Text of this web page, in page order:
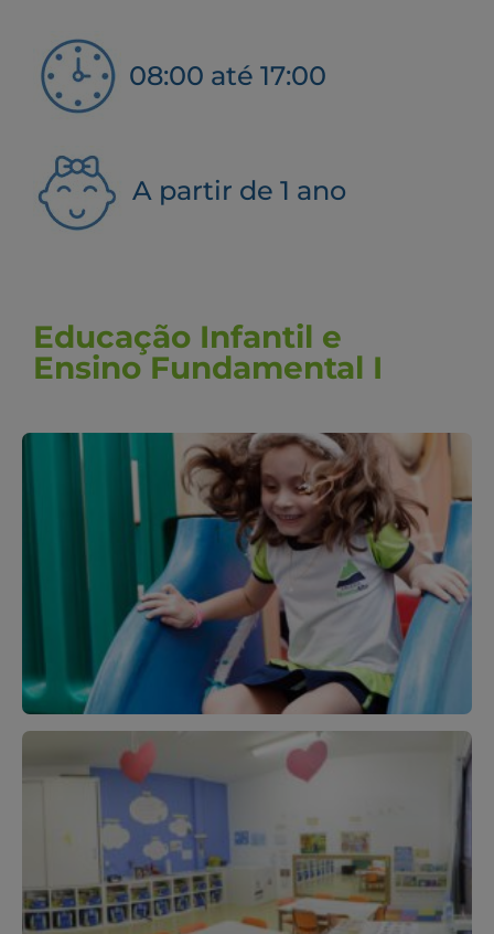
08:00 até 17:00
A partir de 1 ano
Educação Infantil e
Ensino Fundamental I